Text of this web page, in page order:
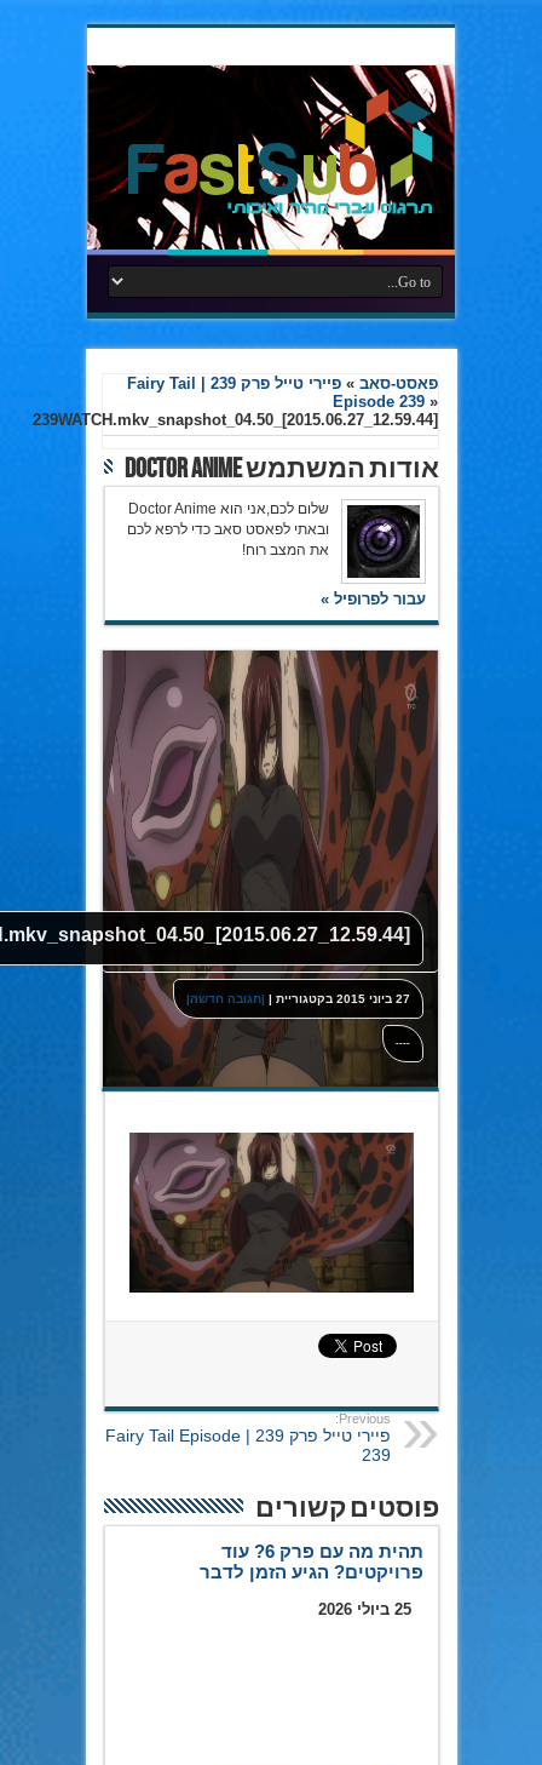
פאסט-סאב »
פיירי טייל פרק 239 | Fairy Tail
Episode 239»
239WATCH.mkv_snapshot_04.50_[2015.06.27_12.59.44]
אודות המשתמש Doctor Anime
שלום לכם,אני הוא Doctor Anime
ובאתי לפאסט סאב כדי לרפא לכם
את המצב רוח!
עבור לפרופיל »
27 ביוני 2015 בקטגוריית | |תגובה חדשה|
----
Previous:
פיירי טייל פרק 239 | Fairy Tail Episode
239
פוסטים קשורים
תהית מה עם פרק 6? עוד
פרויקטים? הגיע הזמן לדבר
25 ביולי 2026